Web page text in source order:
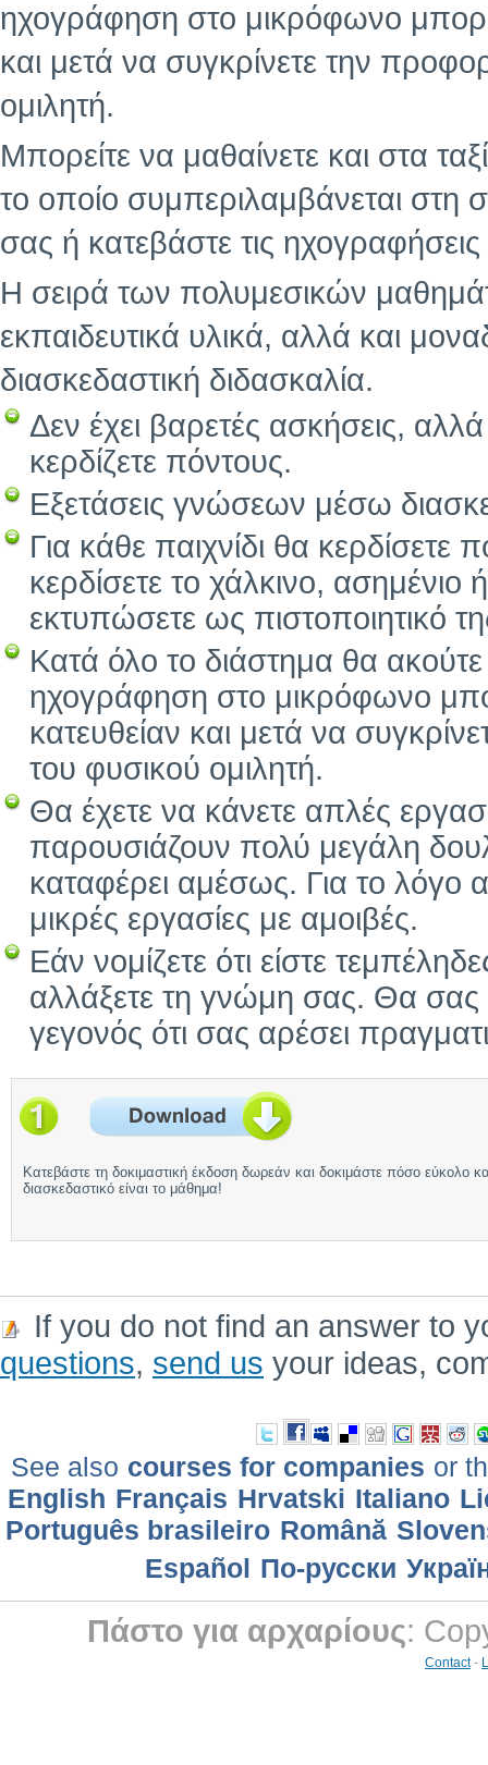
ηχογράφηση στο μικρόφωνο
και μετά να συγκρίνετε την
ομιλητή.
Μπορείτε να μαθαίνετε και στα
το οποίο συμπεριλαμβάνεται στη
σας ή κατεβάστε τις
Η σειρά των πολυμεσικών
εκπαιδευτικά υλικά, αλλά και
διασκεδαστική διδασκαλία.
Δεν έχει βαρετές ασκήσεις,
κερδίζετε πόντους.
Εξετάσεις γνώσεων μέσω
Για κάθε παιχνίδι θα
κερδίσετε το χάλκινο,
εκτυπώσετε ως πιστοποιητικό
Κατά όλο το διάστημα θα
ηχογράφηση στο μικρόφωνο
κατευθείαν και μετά να
του φυσικού ομιλητή.
Θα έχετε να κάνετε απλές
παρουσιάζουν πολύ μεγάλη
καταφέρει αμέσως. Για το λόγο
μικρές εργασίες με αμοιβές.
Εάν νομίζετε ότι είστε
αλλάξετε τη γνώμη σας. Θα σας
γεγονός ότι σας αρέσει
Κατεβάστε τη δοκιμαστική έκδοση δωρεάν και δοκιμάστε πόσο εύκολο
διασκεδαστικό είναι το μάθημα!
If you do not find an answer to
questions, send us your ideas,
See also courses for companies or
English Français Hrvatski Italiano
Português brasileiro Română
Еspañol По-русски
Πάστο για αρχαρίους:
Contact-